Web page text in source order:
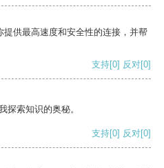
供最高速度和安全性的连接，并帮
支持[0] 反对[0]
探索知识的奥秘。
支持[0] 反对[0]